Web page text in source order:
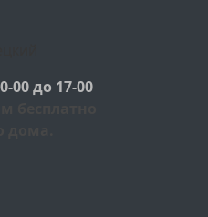
00 до 17-00